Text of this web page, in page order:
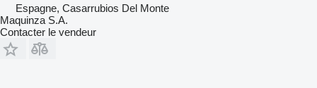
Espagne, Casarrubios Del Monte
Maquinza S.A.
Contacter le vendeur